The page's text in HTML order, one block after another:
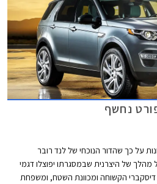
נחשף
על כך שהדור הנוכחי של לנד רובר
מהלך של היצרנית שבמסגרתו יפוצלו דגמי
הקשוחה ומכוונת השטח, ומשפחת